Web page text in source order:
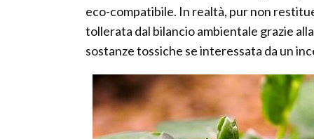
eco-compatibile. In realtà, pur non
tollerata dal bilancio ambientale grazie
sostanze tossiche se interessata da un